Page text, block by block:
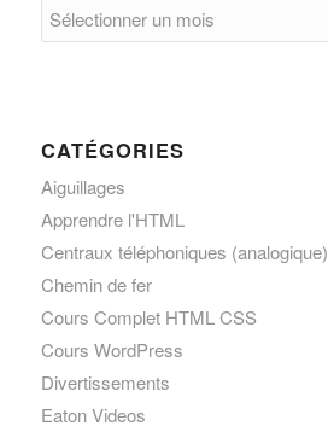
CATÉGORIES
Aiguillages
Apprendre l'HTML
Centraux téléphoniques (analogique)
Chemin de fer
Cours Complet HTML CSS
Cours WordPress
Divertissements
Eaton Videos